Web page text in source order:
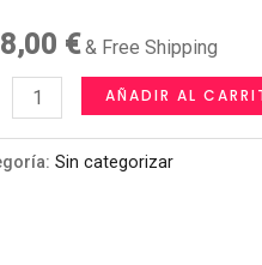
€ & Free Shipping
CUÑAS
AÑADIR AL
Sin categorizar